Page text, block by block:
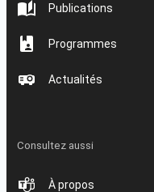
Publications
Programmes
Actualités
Consultez aussi
À propos